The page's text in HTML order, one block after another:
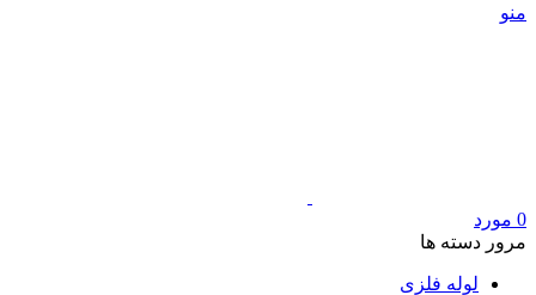
منو
0 مورد
مرور دسته ها
لوله فلزی